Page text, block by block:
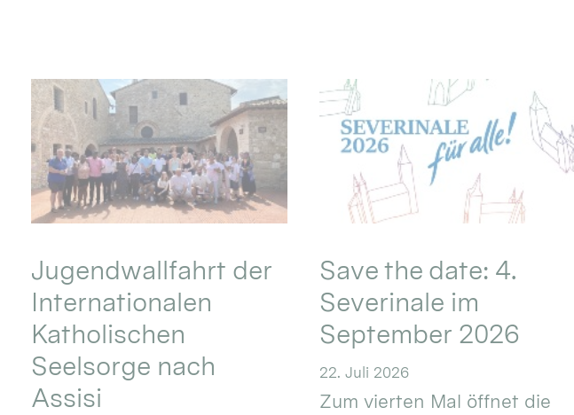
Jugendwallfahrt der
Internationalen
Katholischen
Seelsorge nach
Assisi
Save the date: 4.
Severinale im
September 2026
22. Juli 2026
Zum vierten Mal öffnet die